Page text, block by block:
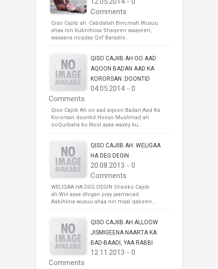
Comments
Qiso Cajiib ah. Cabdallah Bincmah Wuxuu
ahaa nin Xubnihiisa Shaqeen waayeen,
waxaana noqday Qof Baraalis…
QISO CAJIIB AH OO AAD
AQOON BADAN AAD KA
KORORSAN .DOONTID
04.05.2014 - 0
Comments
Qiso Cajiib Ah oo aad aqoon Badan Aad Ka
Kororsan doontid.Hooyo Muslimad ah
ooQurbaha ku Nool ayaa waxey ku…
QISO CAJIIB AH: WELIGAA
HA DEG DEGIN
20.08.2013 - 0
Comments
WELIGAA HA DEG DEGIN Sheeko Cajiib
ah:Wiil ayaa dhigan jiray jaamacad.
Aabihiina wuxuu ahaa nin maal qabeen…
QISO CAJIIB AH.ALLOOW
JISMIGEENA NAARTA KA
BAD-BAADI, YAA RABBI
12.11.2013 - 0
Comments